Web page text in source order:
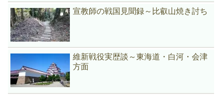
宣教師の戦国見聞録～比叡山焼き討ち
維新戦役実歴談～東海道・白河・会津
方面